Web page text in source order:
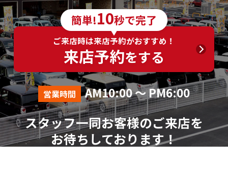
簡単!10秒で完了
ご来店時は来店予約がおすすめ！
来店予約をする
営業時間 AM10:00 ～ PM6:00
スタッフ一同お客様のご来店を
お待ちしております！